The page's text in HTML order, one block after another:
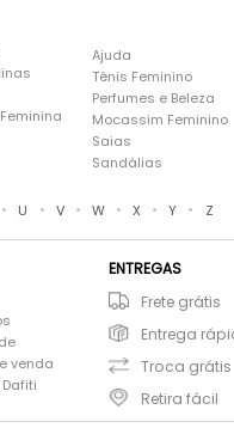
Ajuda
Tênis Feminino
Perfumes e Beleza
Mocassim Feminino
Saias
Sandálias
• U • V • W • X • Y • Z
venda
ENTREGAS
Frete grátis
Entrega
Troca grátis
Retira fácil